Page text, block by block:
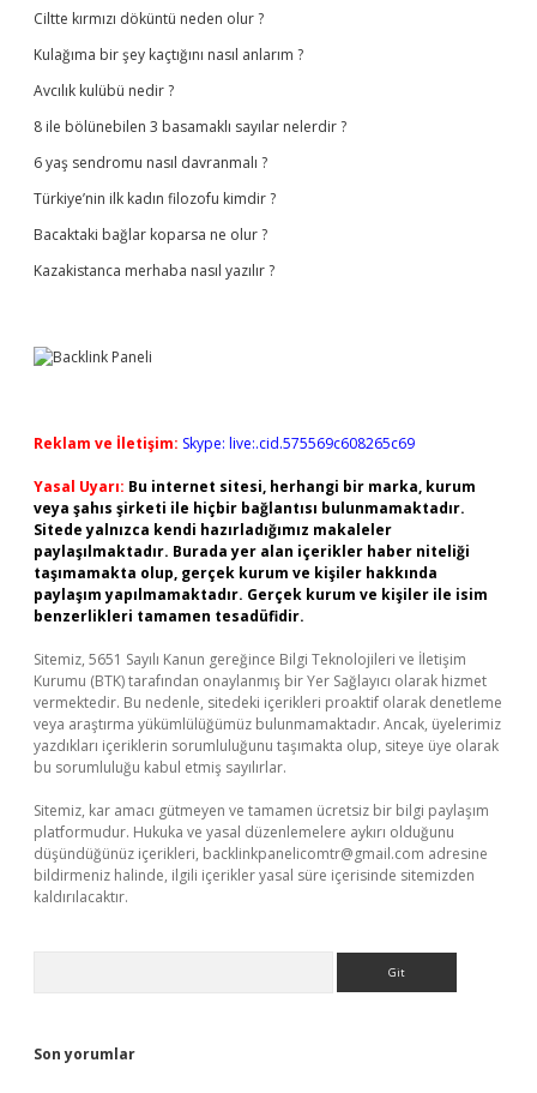
Ciltte kırmızı döküntü neden olur ?
Kulağıma bir şey kaçtığını nasıl anlarım ?
Avcılık kulübü nedir ?
8 ile bölünebilen 3 basamaklı sayılar nelerdir ?
6 yaş sendromu nasıl davranmalı ?
Türkiye’nin ilk kadın filozofu kimdir ?
Bacaktaki bağlar koparsa ne olur ?
Kazakistanca merhaba nasıl yazılır ?
Reklam ve İletişim: Skype: live:.cid.575569c608265c69
Yasal Uyarı: Bu internet sitesi, herhangi bir marka, kurum
veya şahıs şirketi ile hiçbir bağlantısı bulunmamaktadır.
Sitede yalnızca kendi hazırladığımız makaleler
paylaşılmaktadır. Burada yer alan içerikler haber niteliği
taşımamakta olup, gerçek kurum ve kişiler hakkında
paylaşım yapılmamaktadır. Gerçek kurum ve kişiler ile isim
benzerlikleri tamamen tesadüfidir.
Sitemiz, 5651 Sayılı Kanun gereğince Bilgi Teknolojileri ve İletişim
Kurumu (BTK) tarafından onaylanmış bir Yer Sağlayıcı olarak hizmet
vermektedir. Bu nedenle, sitedeki içerikleri proaktif olarak denetleme
veya araştırma yükümlülüğümüz bulunmamaktadır. Ancak, üyelerimiz
yazdıkları içeriklerin sorumluluğunu taşımakta olup, siteye üye olarak
bu sorumluluğu kabul etmiş sayılırlar.
Sitemiz, kar amacı gütmeyen ve tamamen ücretsiz bir bilgi paylaşım
platformudur. Hukuka ve yasal düzenlemelere aykırı olduğunu
düşündüğünüz içerikleri, backlinkpanelicomtr@gmail.com adresine
bildirmeniz halinde, ilgili içerikler yasal süre içerisinde sitemizden
kaldırılacaktır.
Son yorumlar